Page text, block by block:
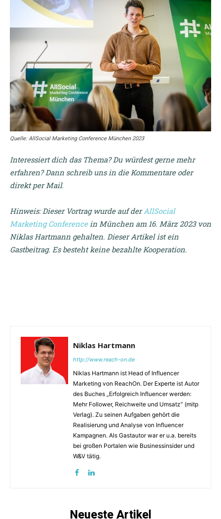
Quelle: AllSocial Marketing Conference München 2023
Interessiert dich das Thema? Du würdest gerne mehr
erfahren? Dann schreib uns in die Kommentare oder
direkt per Mail.
Hinweis: Dieser Vortrag wurde auf derAllSocial
Marketing Conferencein München am 16. März 2023 von
Niklas Hartmann gehalten. Dieser Artikel ist ein
Gastbeitrag. Es besteht keine bezahlte Kooperation.
Niklas Hartmann
http://www.reach-on.de
Niklas Hartmann ist Head of Influencer
Marketing von ReachOn. Der Experte ist Autor
des Buches „Erfolgreich Influencer werden:
Mehr Follower, Reichweite und Umsatz“ (mitp
Verlag). Zu seinen Aufgaben gehört die
Realisierung und Analyse von Influencer
Kampagnen. Als Gastautor war er u.a. bereits
bei großen Portalen wie Businessinsider und
W&V tätig.
Neueste Artikel